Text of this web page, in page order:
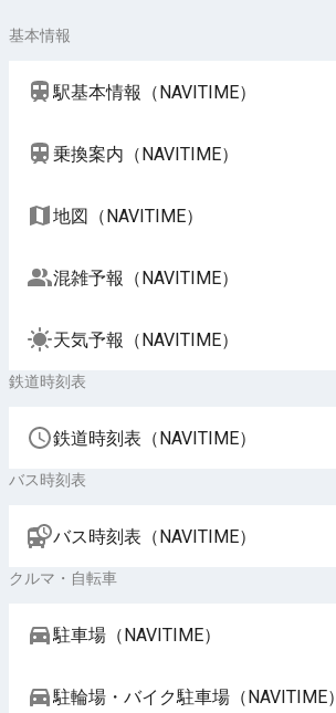
基本情報
駅基本情報（NAVITIME）
乗換案内（NAVITIME）
地図（NAVITIME）
混雑予報（NAVITIME）
天気予報（NAVITIME）
鉄道時刻表
鉄道時刻表（NAVITIME）
バス時刻表
バス時刻表（NAVITIME）
クルマ・自転車
駐車場（NAVITIME）
駐輪場・バイク駐車場（NAVITIME）